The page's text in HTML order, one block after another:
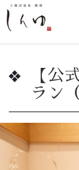
【公
ラン